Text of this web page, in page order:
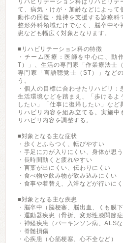
リハビリテーション科はリハビリテ
て、病気・けが・加齢などによって
動作の回復・維持を支援する診療科
整形外科領域だけでなく、脳卒中や
患なども幅広く対象となります。
■リハビリテーション科の特徴
・チーム医療：医師を中心に、動
T）」、生活の専門家「作業療法士
専門家「言語聴覚士（ST）」など
う。
・個人の目標に合わせたリハビリ：
生活環境などを踏まえ、「歩けるよ
したい」「仕事に復帰したい」など
リハビリ内容を組み立てる。実施中
リハビリ内容を調整する。
■対象となる主な症状
・歩くとふらつく、転びやすい
・手足に力が入りにくい、身体が思
・長時間動くと疲れやすい
・言葉が出にくい、伝わりにくい
・食べ物や飲み物が飲み込みにくい
・食事や着替え、入浴などが行いに
■対象となる主な疾患
・脳卒中（脳梗塞、脳出血、くも膜下
・運動器疾患（骨折、変形性膝関節
・神経疾患（パーキンソン病、ALSな
・脊髄損傷
・心疾患（心筋梗塞、心不全など）